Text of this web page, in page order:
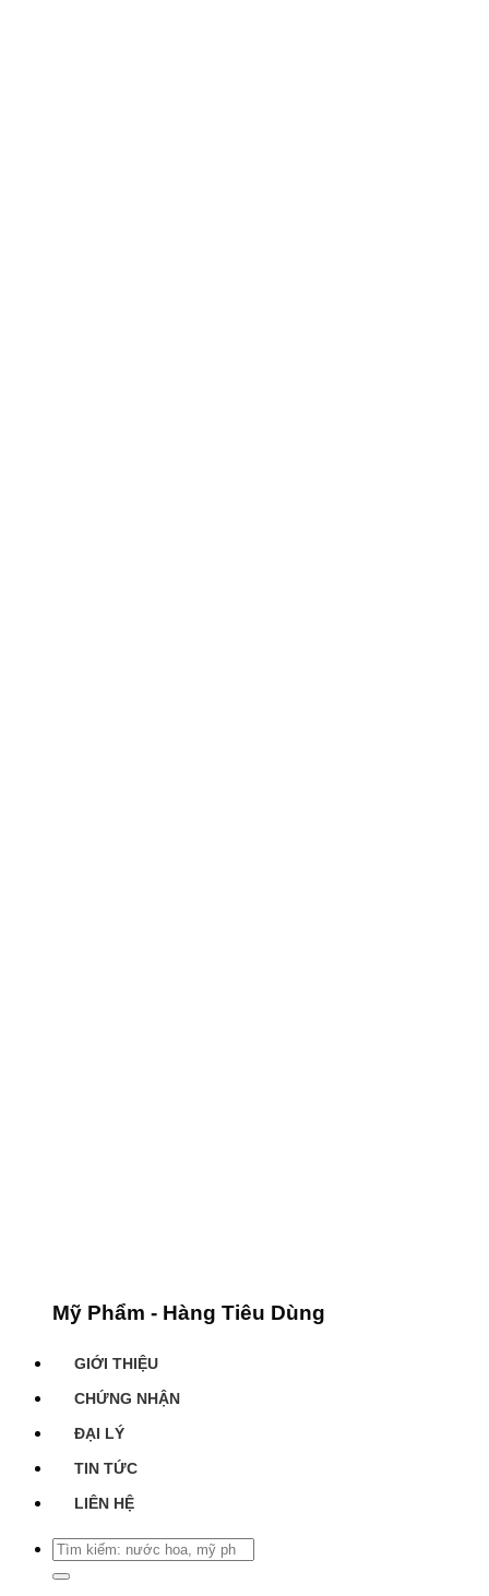
Mỹ Phẩm - Hàng Tiêu Dùng
GIỚI THIỆU
CHỨNG NHẬN
ĐẠI LÝ
TIN TỨC
LIÊN HỆ
Tìm
kiếm: